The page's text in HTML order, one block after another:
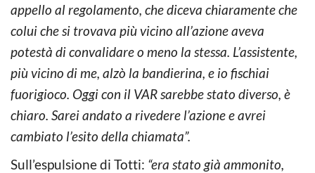
appello al regolamento, che diceva chiaramente che
colui che si trovava più vicino all’azione aveva
potestà di convalidare o meno la stessa. L’assistente,
più vicino di me, alzò la bandierina, e io fischiai
fuorigioco. Oggi con il VAR sarebbe stato diverso, è
chiaro. Sarei andato a rivedere l’azione e avrei
cambiato l’esito della chiamata”.
Sull’espulsione di Totti: “era stato già ammonito,